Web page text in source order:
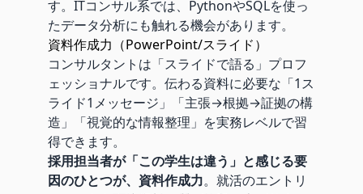
す。ITコンサル系では、PythonやSQLを使っ
たデータ分析にも触れる機会があります。
資料作成力（PowerPoint/スライド）
コンサルタントは「スライドで語る」プロフ
ェッショナルです。伝わる資料に必要な「1ス
ライド1メッセージ」「主張→根拠→証拠の構
造」「視覚的な情報整理」を実務レベルで習
得できます。
採用担当者が「この学生は違う」と感じる要
因のひとつが、資料作成力。就活のエントリ